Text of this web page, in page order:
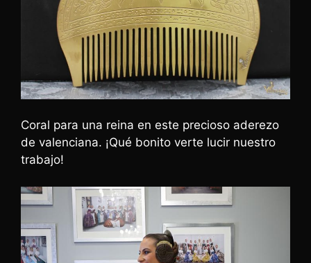
Coral para una reina en este precioso aderezo
de valenciana. ¡Qué bonito verte lucir nuestro
trabajo!